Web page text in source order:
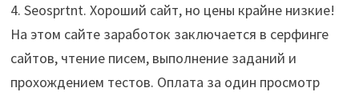
4. Seosprtnt. Хороший сайт, но цены крайне низкие!
На этом сайте заработок заключается в серфинге
сайтов, чтение писем, выполнение заданий и
прохождением тестов. Оплата за один просмотр